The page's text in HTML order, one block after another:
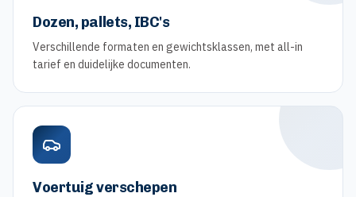
Dozen, pallets, IBC's
Verschillende formaten en gewichtsklassen, met all-in
tarief en duidelijke documenten.
Voertuig verschepen